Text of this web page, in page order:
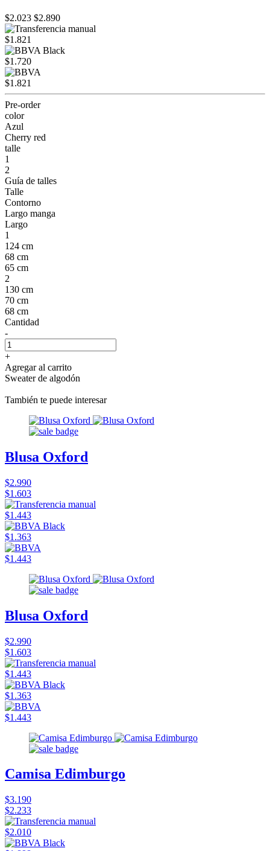
$2.023 $2.890
$1.821
$1.720
$1.821
Pre-order
color
Azul
Cherry red
talle
1
2
Guía de talles
Talle
Contorno
Largo manga
Largo
1
124 cm
68 cm
65 cm
2
130 cm
70 cm
68 cm
Cantidad
-
+
Agregar al carrito
Sweater de algodón
También te puede interesar
Blusa Oxford
$2.990
$1.603
$1.443
$1.363
$1.443
Blusa Oxford
$2.990
$1.603
$1.443
$1.363
$1.443
Camisa Edimburgo
$3.190
$2.233
$2.010